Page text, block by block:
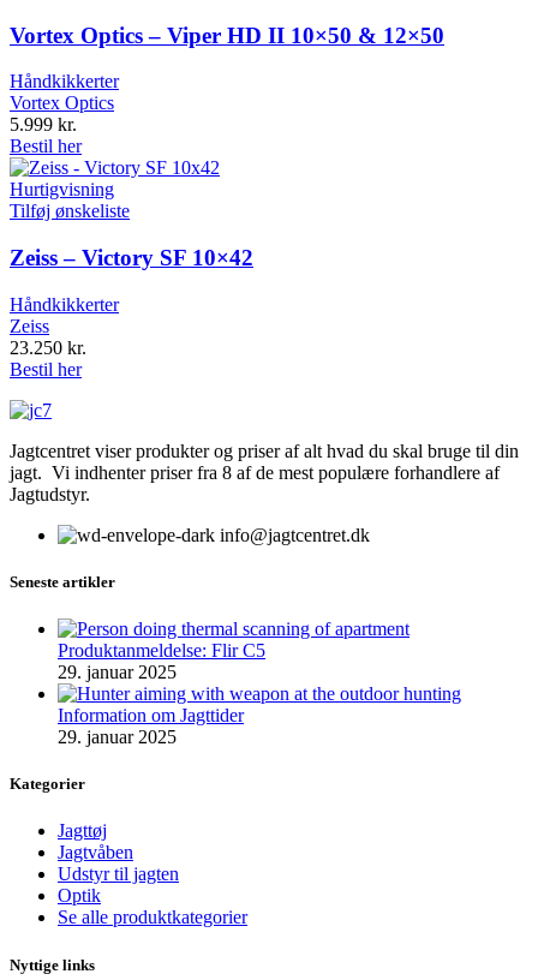
Vortex Optics – Viper HD II 10×50 & 12×50
Håndkikkerter
Vortex Optics
5.999 kr.
Bestil her
Hurtigvisning
Tilføj ønskeliste
Zeiss – Victory SF 10×42
Håndkikkerter
Zeiss
23.250 kr.
Bestil her
Jagtcentret viser produkter og priser af alt hvad du skal bruge til din
jagt. Vi indhenter priser fra 8 af de mest populære forhandlere af
Jagtudstyr.
info@jagtcentret.dk
Seneste artikler
Produktanmeldelse: Flir C5
29. januar 2025
Information om Jagttider
29. januar 2025
Kategorier
Jagttøj
Jagtvåben
Udstyr til jagten
Optik
Se alle produktkategorier
Nyttige links